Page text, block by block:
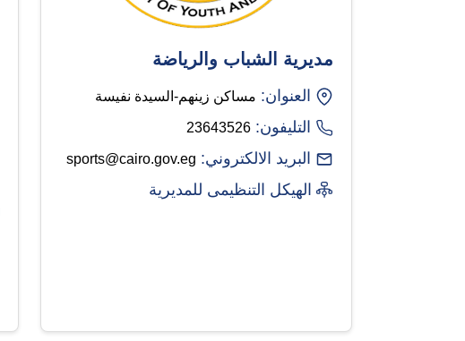
مديرية الشباب والرياضة
العنوان: مساكن زينهم-السيدة نفيسة
التليفون: 23643526
البريد الالكتروني: sports@cairo.gov.eg
الهيكل التنظيمى للمديرية